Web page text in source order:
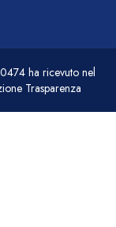
ha ricevuto nel
Trasparenza